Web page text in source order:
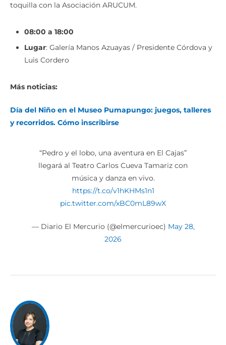
toquilla con la Asociación ARUCUM.
08:00 a 18:00
Lugar: Galería Manos Azuayas / Presidente Córdova y
Luis Cordero
Más noticias:
Día del Niño en el Museo Pumapungo: juegos, talleres
y recorridos. Cómo inscribirse
“Pedro y el lobo, una aventura en El Cajas”
llegará al Teatro Carlos Cueva Tamariz con
música y danza en vivo.
https://t.co/v1hKHMs1n1
pic.twitter.com/xBC0mL89wX
— Diario El Mercurio (@elmercurioec) May 28,
2026